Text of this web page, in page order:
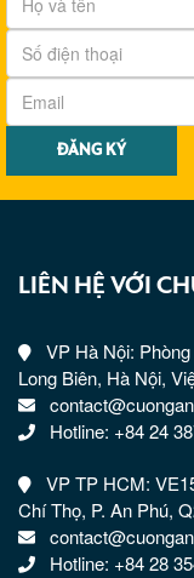
LIÊN HỆ VỚI
VP Hà Nội:
Long Biên, Hà Nội,
Hotline: +84 24
VP TP HCM:
Chí Thọ, P. An Phú,
Hotline: +84 28